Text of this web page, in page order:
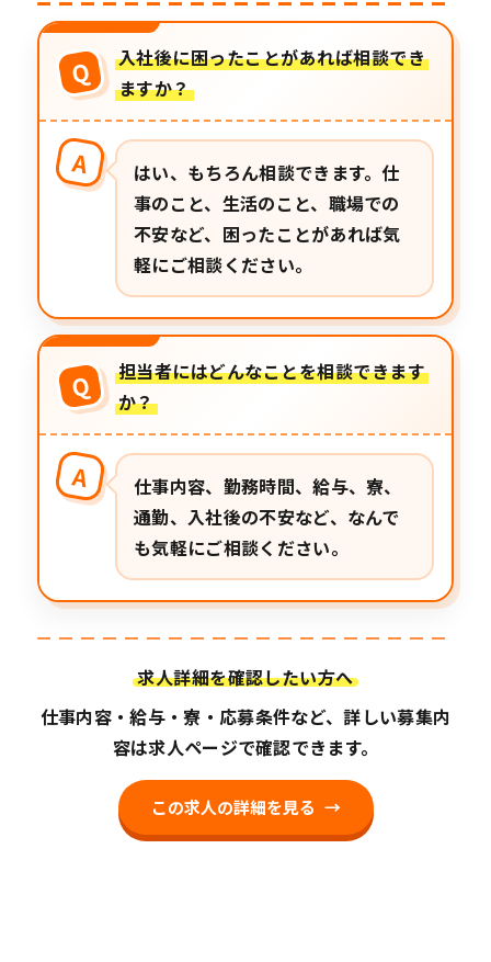
Q
入社後に困ったことがあれば相談でき
ますか？
A
はい、もちろん相談できます。仕
事のこと、生活のこと、職場での
不安など、困ったことがあれば気
軽にご相談ください。
Q
担当者にはどんなことを相談できます
か？
A
仕事内容、勤務時間、給与、寮、
通勤、入社後の不安など、なんで
も気軽にご相談ください。
求人詳細を確認したい方へ
仕事内容・給与・寮・応募条件など、詳しい募集内
容は求人ページで確認できます。
この求人の詳細を見る